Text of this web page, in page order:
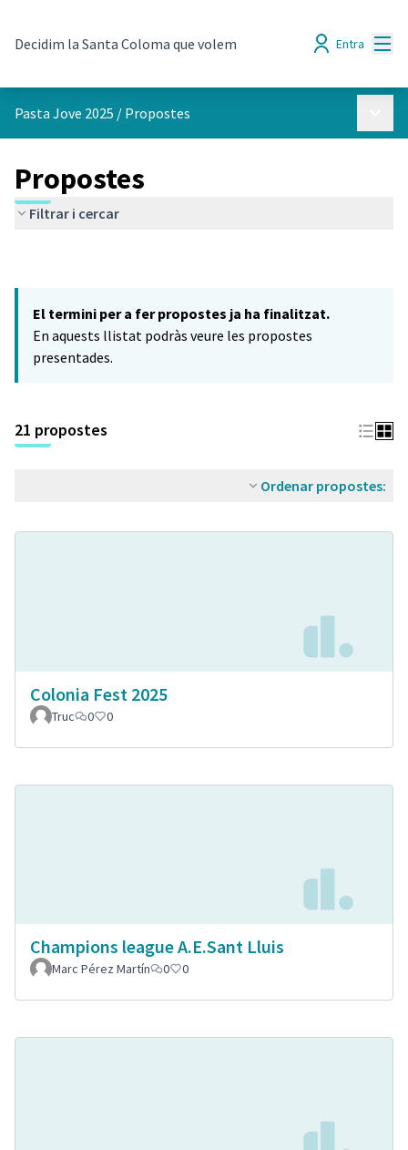
Decidim la Santa Coloma que volem Entra
Pasta Jove 2025 / Propostes
Propostes
Filtrar i cercar
El termini per a fer propostes ja ha finalitzat.
En aquests llistat podràs veure les propostes
presentades.
21 propostes
Ordenar propostes:
Colonia Fest 2025
Truc 0 0
Champions league A.E.Sant Lluis
Marc Pérez Martín 0 0